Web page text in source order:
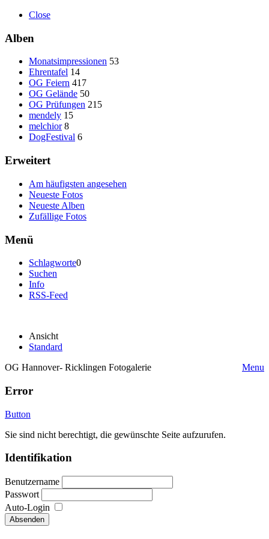
Close
Alben
Monatsimpressionen 53
Ehrentafel 14
OG Feiern 417
OG Gelände 50
OG Prüfungen 215
mendely 15
melchior 8
DogFestival 6
Erweitert
Am häufigsten angesehen
Neueste Fotos
Neueste Alben
Zufällige Fotos
Menü
Schlagworte0
Suchen
Info
RSS-Feed
Ansicht
Standard
OG Hannover- Ricklingen Fotogalerie
Menu
Error
Button
Sie sind nicht berechtigt, die gewünschte Seite aufzurufen.
Identifikation
Benutzername
Passwort
Auto-Login